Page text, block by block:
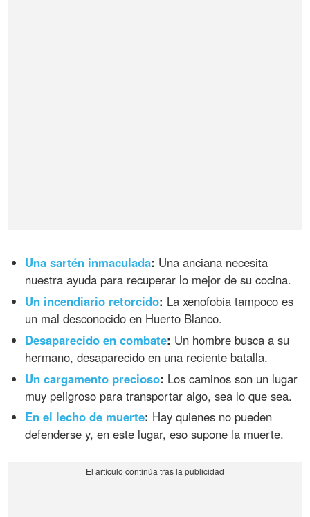
Una sartén inmaculada: Una anciana necesita
nuestra ayuda para recuperar lo mejor de su cocina.
Un incendiario retorcido: La xenofobia tampoco es
un mal desconocido en Huerto Blanco.
Desaparecido en combate: Un hombre busca a su
hermano, desaparecido en una reciente batalla.
Un cargamento precioso: Los caminos son un lugar
muy peligroso para transportar algo, sea lo que sea.
En el lecho de muerte: Hay quienes no pueden
defenderse y, en este lugar, eso supone la muerte.